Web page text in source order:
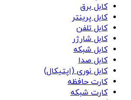
کابل برق
کابل پرینتر
کابل تلفن
کابل شارژر
کابل شبکه
کابل صدا
کابل نوری (اپتیکال)
کارت حافظه
کارت شبکه